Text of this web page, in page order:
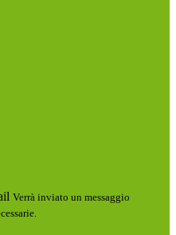
Verrà inviato un messaggio